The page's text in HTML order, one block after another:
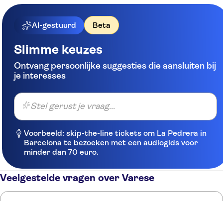
AI-gestuurd Beta
Slimme keuzes
Ontvang persoonlijke suggesties die aansluiten bij
je interesses
Stel gerust je vraag...
Voorbeeld: skip-the-line tickets om La Pedrera in
Barcelona te bezoeken met een audiogids voor
minder dan 70 euro.
Veelgestelde vragen over Varese